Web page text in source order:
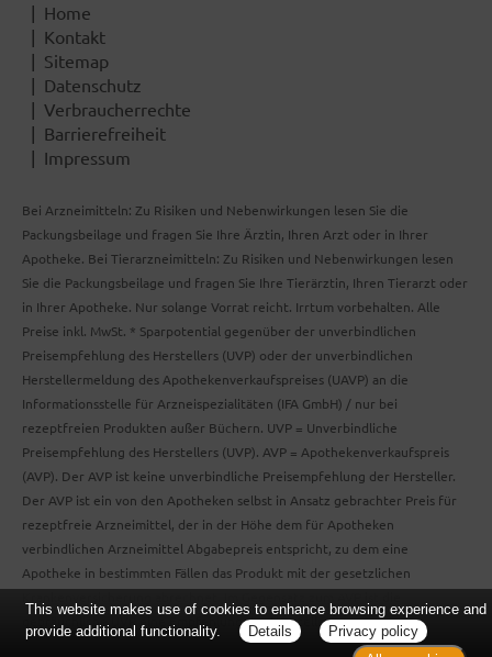
Home
Kontakt
Sitemap
Datenschutz
Verbraucherrechte
Barrierefreiheit
Impressum
Bei Arzneimitteln: Zu Risiken und Nebenwirkungen lesen Sie die
Packungsbeilage und fragen Sie Ihre Ärztin, Ihren Arzt oder in Ihrer
Apotheke. Bei Tierarzneimitteln: Zu Risiken und Nebenwirkungen lesen
Sie die Packungsbeilage und fragen Sie Ihre Tierärztin, Ihren Tierarzt oder
in Ihrer Apotheke. Nur solange Vorrat reicht. Irrtum vorbehalten. Alle
Preise inkl. MwSt. * Sparpotential gegenüber der unverbindlichen
Preisempfehlung des Herstellers (UVP) oder der unverbindlichen
Herstellermeldung des Apothekenverkaufspreises (UAVP) an die
Informationsstelle für Arzneispezialitäten (IFA GmbH) / nur bei
rezeptfreien Produkten außer Büchern. UVP = Unverbindliche
Preisempfehlung des Herstellers (UVP). AVP = Apothekenverkaufspreis
(AVP). Der AVP ist keine unverbindliche Preisempfehlung der Hersteller.
Der AVP ist ein von den Apotheken selbst in Ansatz gebrachter Preis für
rezeptfreie Arzneimittel, der in der Höhe dem für Apotheken
verbindlichen Arzneimittel Abgabepreis entspricht, zu dem eine
Apotheke in bestimmten Fällen das Produkt mit der gesetzlichen
gebräuchliche UVP eine Empfehlung der Hersteller.
This website makes use of cookies to enhance browsing experience and
provide additional functionality.
Details
Privacy policy